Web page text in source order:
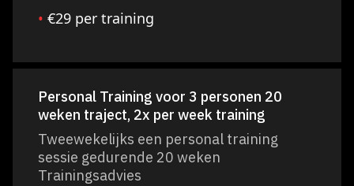
• €29 per training
Personal Training voor 3 personen 20
weken traject, 2x per week training
Tweewekelijks een personal training
sessie gedurende 20 weken
Trainingsadvies